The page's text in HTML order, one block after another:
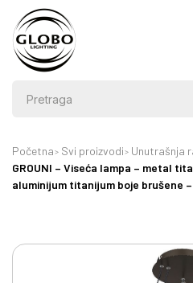
Početna Svi proizvodi Unutrašnja
GROUNI – Viseća lampa – metal
aluminijum titanijum boje brušene